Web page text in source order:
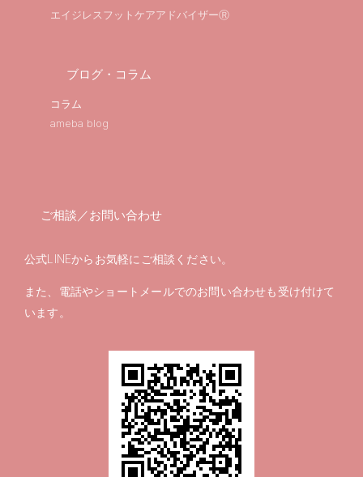
エイジレスフットケアアドバイザーⓇ
ブログ・コラム
コラム
ameba blog
ご相談／お問い合わせ
公式LINEからお気軽にご相談ください。
また、電話やショートメールでのお問い合わせも受け付けて
います。